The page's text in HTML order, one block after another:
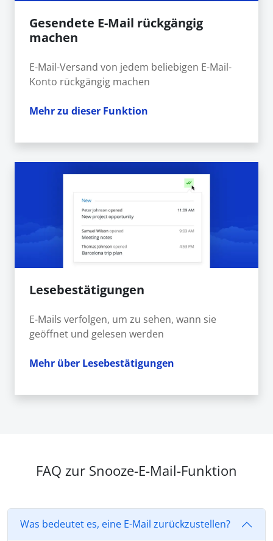
Gesendete E-Mail rückgängig
machen
E-Mail-Versand von jedem beliebigen E-Mail-
Konto rückgängig machen
Mehr zu dieser Funktion
Lesebestätigungen
E-Mails verfolgen, um zu sehen, wann sie
geöffnet und gelesen werden
Mehr über Lesebestätigungen
FAQ zur Snooze-E-Mail-Funktion
Was bedeutet es, eine E-Mail zurückzustellen?